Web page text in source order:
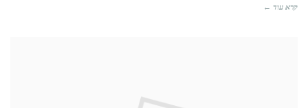
קרא עוד ←